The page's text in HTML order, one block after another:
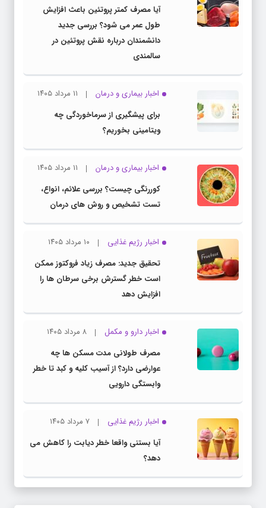
آیا مصرف کمتر پروتئین باعث افزایش
طول عمر می شود؟ بررسی جدید
دانشمندان درباره نقش پروتئین در
سالمندی
اخبار بیماری و درمان
۱۱ مرداد ۱۴۰۵
برای پیشگیری از سرماخوردگی چه
ویتامینی بخوریم؟
اخبار بیماری و درمان
۱۱ مرداد ۱۴۰۵
کوررنگی چیست؟ بررسی علائم، انواع،
تست تشخیص و روش های درمان
اخبار رژیم غذایی
۱۰ مرداد ۱۴۰۵
تحقیق جدید: مصرف زیاد فروکتوز ممکن
است خطر گسترش برخی سرطان ها را
افزایش دهد
اخبار دارو و مکمل
۸ مرداد ۱۴۰۵
مصرف طولانی مدت مسکن ها چه
عوارضی دارد؟ از آسیب کلیه و کبد تا خطر
وابستگی دارویی
اخبار رژیم غذایی
۷ مرداد ۱۴۰۵
آیا بستنی واقعا خطر دیابت را کاهش می
دهد؟